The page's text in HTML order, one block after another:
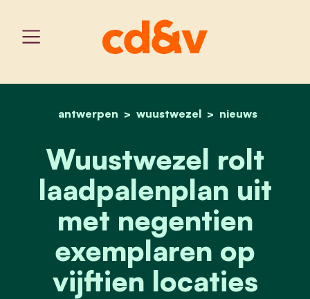
home
antwerpen wuustwezel nieuws
wuustwezel rolt
Wuustwezel rolt
laadpalenplan uit
met negentien
exemplaren op
vijftien locaties